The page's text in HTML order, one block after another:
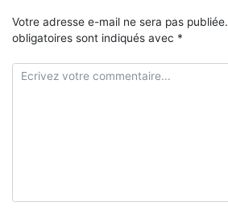
Votre adresse e-mail ne sera pas publiée.
obligatoires sont indiqués avec *